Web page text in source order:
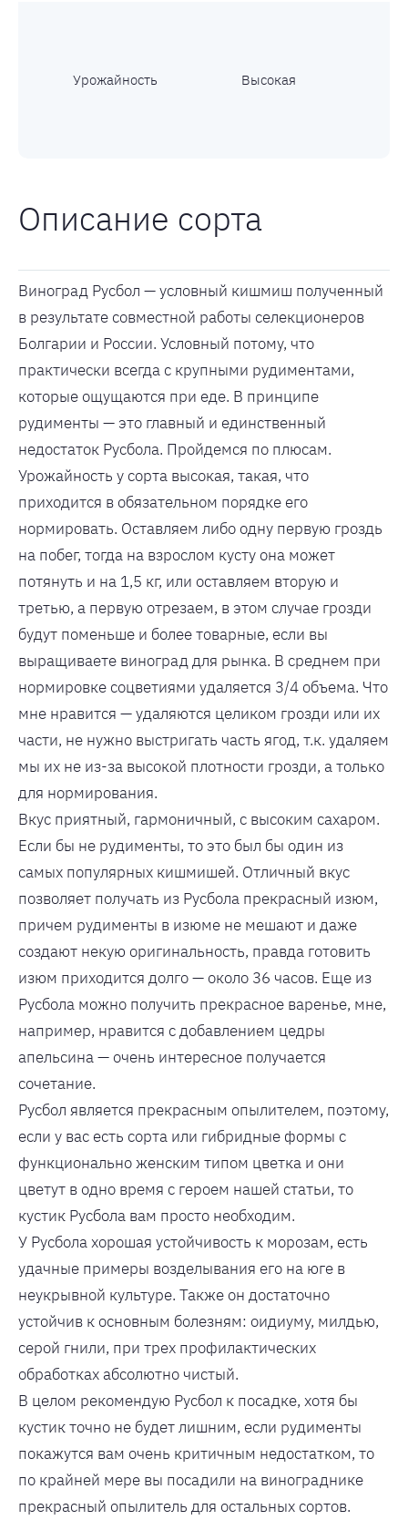
Урожайность Высокая
Описание сорта
Виноград Русбол — условный кишмиш полученный
в результате совместной работы селекционеров
Болгарии и России. Условный потому, что
практически всегда с крупными рудиментами,
которые ощущаются при еде. В принципе
рудименты — это главный и единственный
недостаток Русбола. Пройдемся по плюсам.
Урожайность у сорта высокая, такая, что
приходится в обязательном порядке его
нормировать. Оставляем либо одну первую гроздь
на побег, тогда на взрослом кусту она может
потянуть и на 1,5 кг, или оставляем вторую и
третью, а первую отрезаем, в этом случае грозди
будут поменьше и более товарные, если вы
выращиваете виноград для рынка. В среднем при
нормировке соцветиями удаляется 3/4 объема. Что
мне нравится — удаляются целиком грозди или их
части, не нужно выстригать часть ягод, т.к. удаляем
мы их не из-за высокой плотности грозди, а только
для нормирования.
Вкус приятный, гармоничный, с высоким сахаром.
Если бы не рудименты, то это был бы один из
самых популярных кишмишей. Отличный вкус
позволяет получать из Русбола прекрасный изюм,
причем рудименты в изюме не мешают и даже
создают некую оригинальность, правда готовить
изюм приходится долго — около 36 часов. Еще из
Русбола можно получить прекрасное варенье, мне,
например, нравится с добавлением цедры
апельсина — очень интересное получается
сочетание.
Русбол является прекрасным опылителем, поэтому,
если у вас есть сорта или гибридные формы с
функционально женским типом цветка и они
цветут в одно время с героем нашей статьи, то
кустик Русбола вам просто необходим.
У Русбола хорошая устойчивость к морозам, есть
удачные примеры возделывания его на юге в
неукрывной культуре. Также он достаточно
устойчив к основным болезням: оидиуму, милдью,
серой гнили, при трех профилактических
обработках абсолютно чистый.
В целом рекомендую Русбол к посадке, хотя бы
кустик точно не будет лишним, если рудименты
покажутся вам очень критичным недостатком, то
по крайней мере вы посадили на винограднике
прекрасный опылитель для остальных сортов.